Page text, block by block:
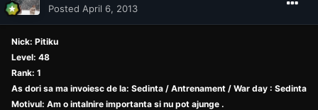
Posted April 6, 2013
Nick: Pitiku
Level: 48
Rank: 1
As dori sa ma invoiesc de la: Sedinta / Antrenament / War day : Sedinta
Motivul: Am o intalnire importanta si nu pot ajunge .